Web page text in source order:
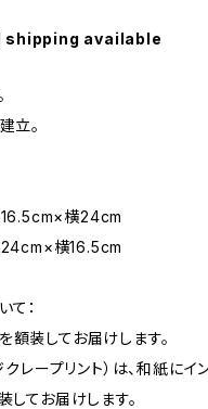
available
立。
横24cm
横16.5cm
て：
装してお届けします。
レープリント）は、和紙にイ
てお届けします。